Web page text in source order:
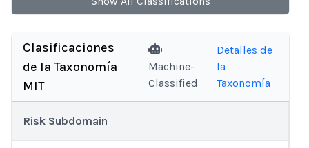
Clasificaciones
de la Taxonomía
MIT
Machine-
Classified
Detalles de
la
Taxonomía
Risk Subdomain